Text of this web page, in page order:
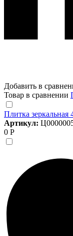
Добавить в
Товар в сравнении
Плитка зеркальная
Артикул:
0 Р